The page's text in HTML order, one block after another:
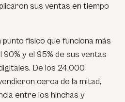
sus ventas en tiempo
físico que funciona más
y el 95% de sus ventas
De los 24,000
cerca de la mitad,
entre los hinchas y